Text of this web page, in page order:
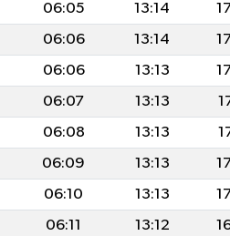
06:05 13:14
06:06 13:14
06:06 13:13
06:07 13:13
06:08 13:13
06:09 13:13
06:10 13:13
06:11 13:12